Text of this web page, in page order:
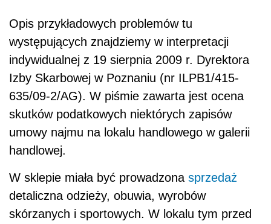
Opis przykładowych problemów tu
występujących znajdziemy w interpretacji
indywidualnej z 19 sierpnia 2009 r. Dyrektora
Izby Skarbowej w Poznaniu (nr ILPB1/415-
635/09-2/AG). W piśmie zawarta jest ocena
skutków podatkowych niektórych zapisów
umowy najmu na lokalu handlowego w galerii
handlowej.
W sklepie miała być prowadzona sprzedaż
detaliczna odzieży, obuwia, wyrobów
skórzanych i sportowych. W lokalu tym przed